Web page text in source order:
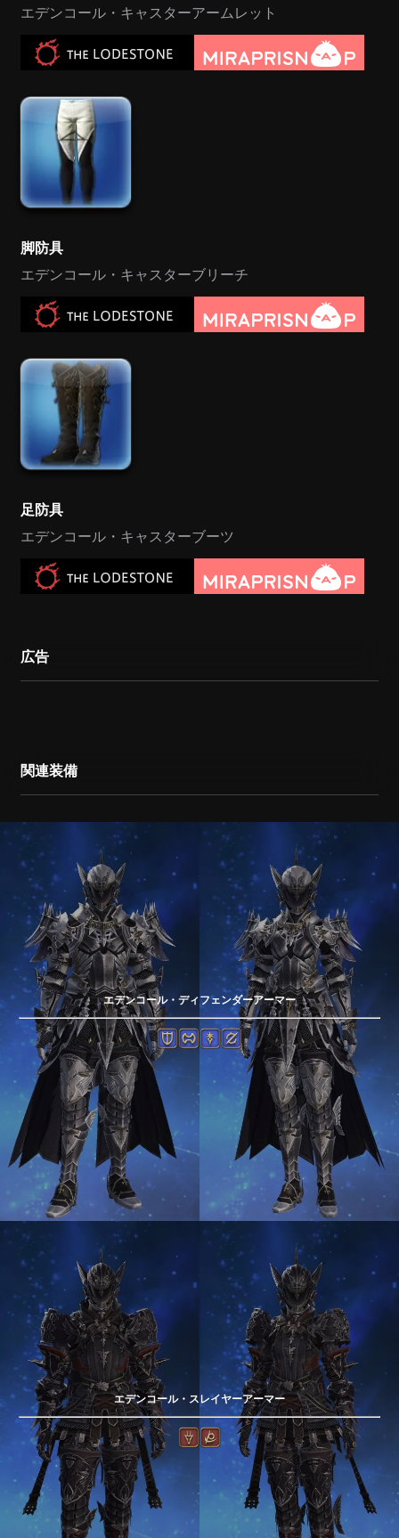
エデンコール・キャスターアームレット
脚防具
エデンコール・キャスターブリーチ
足防具
エデンコール・キャスターブーツ
広告
関連装備
エデンコール・ディフェンダーアーマー
エデンコール・スレイヤーアーマー